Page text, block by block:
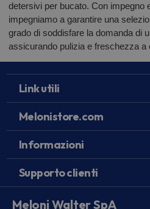
detersivi per bucato. Con impegno
impegniamo a garantire una
grado di soddisfare la domanda di
assicurando pulizia e freschezza a
Link utili
Melonistore.com
Informazioni
Supporto clienti
Meloni Walter SpA